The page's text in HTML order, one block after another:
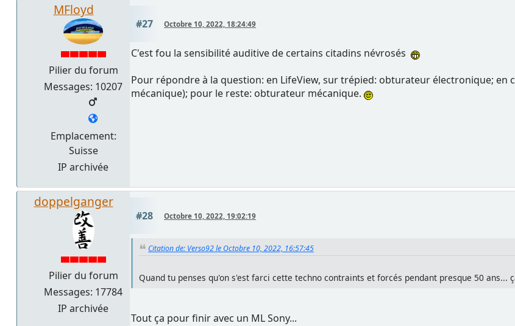
MFloyd
Pilier du forum
Messages: 10207
Emplacement:
Suisse
IP archivée
#27 Octobre 10, 2022, 18:24:49
C'est fou la sensibilité auditive de certains citadins névrosés
Pour répondre à la question: en LifeView, sur trépied: obturateur électronique;
mécanique); pour le reste: obturateur mécanique.
doppelganger
Pilier du forum
Messages: 17784
IP archivée
#28 Octobre 10, 2022, 19:02:19
Citation de: Verso92 le Octobre 10, 2022, 16:57:45
Quand tu penses qu'on s'est farci cette techno contraints et forcés pendant presque 50 ans...
Tout ça pour finir avec un ML Sony...